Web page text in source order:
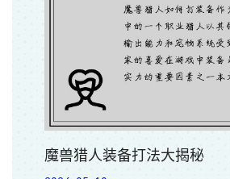
魔兽猎人装备打法大揭秘